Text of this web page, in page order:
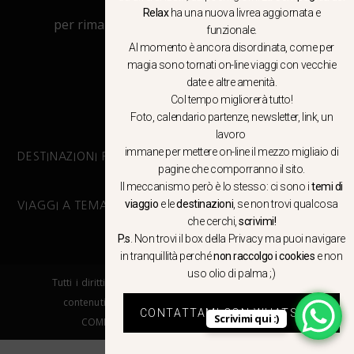
per rimanere aggiornato su viaggi, eventi
e notizie!
CLICCA QUI
DESTINAZIONI PRINCIPALI
VIAGGI A TEMA
Tutti i diritti riservati. E’ vietata la copia e la riproduzione dei
contenuti in qualsiasi modo o forma. – COPYRIGHT ©LA
COMPAGNIA DEL RELAX – Made in Springfield srl
Scrivimi qui :)
Relaxha una nuova livrea aggiornata e
funzionale.
Al momento è ancora disordinata, come per
magia sono tornati on-line viaggi con vecchie
date e altre amenità.
Col tempo migliorerà tutto!
Foto, calendario partenze, newsletter, link, un
lavoro
immane per mettere on-line il mezzo migliaio di
pagine che comporranno il sito.
Il meccanismo però è lo stesso: ci sono itemi di
viaggio e ledestinazioni , se non trovi qualcosa
che cerchi,scrivimi!
P.s . Non trovi il box della Privacy ma puoi navigare
in tranquillità perchénon raccolgo i cookies e non
uso olio di palma ;)
CONTATTAMI CON WHATSAPP